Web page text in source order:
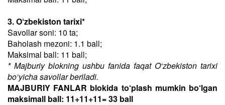
3. O‘zbekiston tarixi*
Savollar soni: 10 ta;
Baholash mezoni: 1.1 ball;
Maksimal ball: 11 ball;
* Majburiy blokning ushbu fanida faqat O‘zbekiston tarixi
bo‘yicha savollar beriladi.
MAJBURIY FANLAR blokida to‘plash mumkin bo‘lgan
maksimall ball: 11+11+11= 33 ball